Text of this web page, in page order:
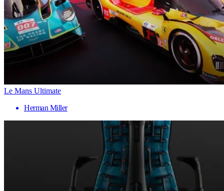
Le Mans Ultimate
Herman Miller